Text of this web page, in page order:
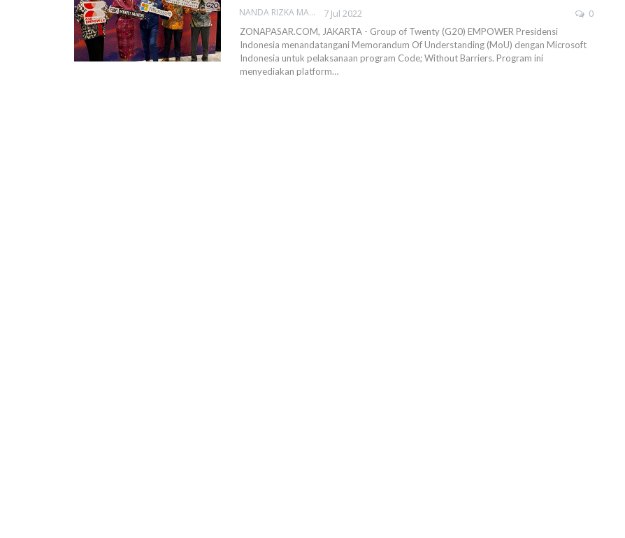
NANDA RIZKA MAHENDRA 7 Jul 2022 0
ZONAPASAR.COM, JAKARTA - Group of Twenty (G20) EMPOWER Presidensi
Indonesia menandatangani Memorandum Of Understanding (MoU) dengan Microsoft
Indonesia untuk pelaksanaan program Code; Without Barriers. Program ini
menyediakan platform…